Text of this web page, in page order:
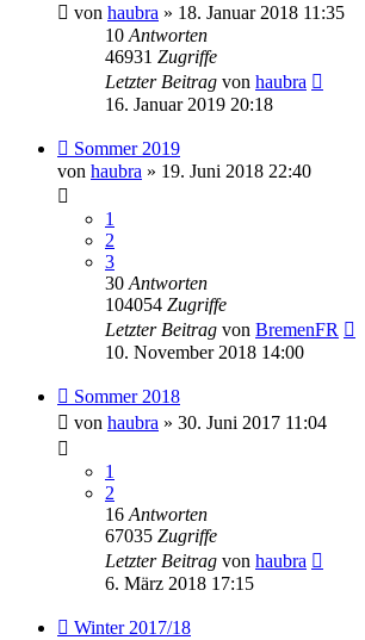
von haubra » 18. Januar 2018 11:35
10 Antworten
46931 Zugriffe
Letzter Beitrag von haubra
16. Januar 2019 20:18
Sommer 2019
von haubra » 19. Juni 2018 22:40
1
2
3
30 Antworten
104054 Zugriffe
Letzter Beitrag von BremenFR
10. November 2018 14:00
Sommer 2018
von haubra » 30. Juni 2017 11:04
1
2
16 Antworten
67035 Zugriffe
Letzter Beitrag von haubra
6. März 2018 17:15
Winter 2017/18